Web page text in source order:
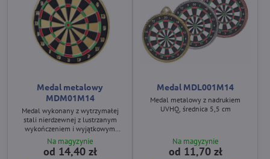
Medal metalowy
MDM01M14
Medal wykonany z wytrzymałej
stali nierdzewnej z lustrzanym
wykończeniem i wyjątkowym
nadrukiem UV z efektem 2D.
Na magyzynie
od 14,40 zł
Medal MDL001M14
Medal metalowy z nadrukiem
UVHQ, średnica 5,5 cm
Na magyzynie
od 11,70 zł